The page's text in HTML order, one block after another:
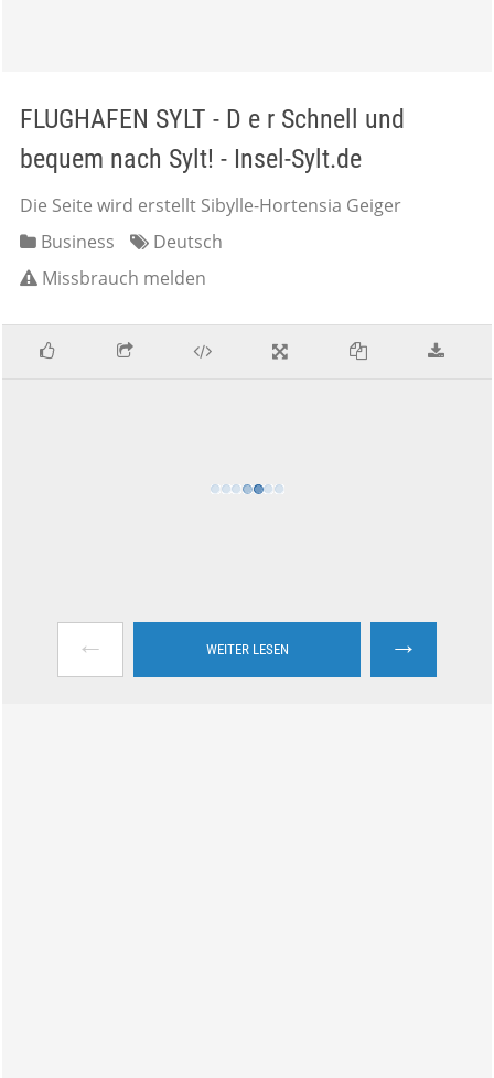
FLUGHAFEN SYLT - D e r Schnell und
bequem nach Sylt! - Insel-Sylt.de
Die Seite wird erstellt Sibylle-Hortensia Geiger
Business
Deutsch
Missbrauch melden
← WEITER LESEN →